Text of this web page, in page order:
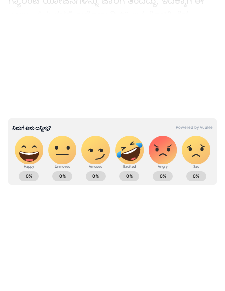
ಲಕ್ಷಕ್ಕೂ ಹೆಚ್ಚು ಹಕ್ಕು ಪತ್ರಗಳನ್ನು ರಾಜ್ಯದಲ್ಲಿ ವಿತರಿಸಿದೆ.
ತುಮಕೂರು ಜಿಲ್ಲೆಯೊಂದರಲ್ಲೇ 22 ಸಾವಿರ ಕಂದಾಯ
ಗ್ರಾಮಗಳ ಹಕ್ಕು ಪತ್ರಗಳನ್ನು ನೀಡುವ ಮೂಲಕ ಇಂದು
ಗಿನ್ನಿಸ್ ದಾಖಲೆ ಸೃಷ್ಟಿಸಲಾಗಿದೆ ಎಂದು ಅವರು ತಿಳಿಸಿದರು.
ABOUT THE AUTHOR